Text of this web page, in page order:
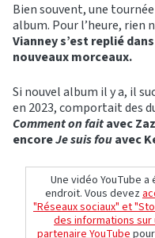
Bien souvent, une
album. Pour l’heure, rien
Vianney s’est replié
nouveaux morceaux.
Si nouvel album il y a, il
en 2023, comportait des
Comment on faitavec
encoreJe suis fouavec
Une vidéo YouTube
endroit. Vous devez
"Réseaux sociaux" et
des informations sur
partenaire YouTube